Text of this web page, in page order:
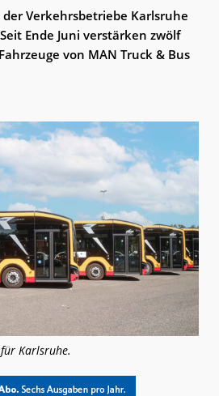
Verkehrsbetriebe Karlsruhe
Ende Juni verstärken zwölf
von MAN Truck & Bus
Karlsruhe.